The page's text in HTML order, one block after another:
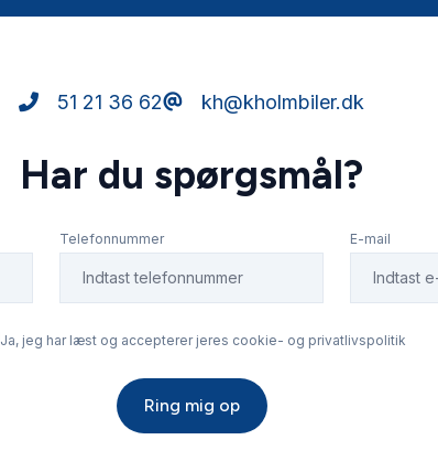
51 21 36 62 kh@kholmbiler.dk
Har du spørgsmål?
Telefonnummer E-mail
Ja, jeg har læst og accepterer jeres cookie- og privatlivspolitik
Ring mig op